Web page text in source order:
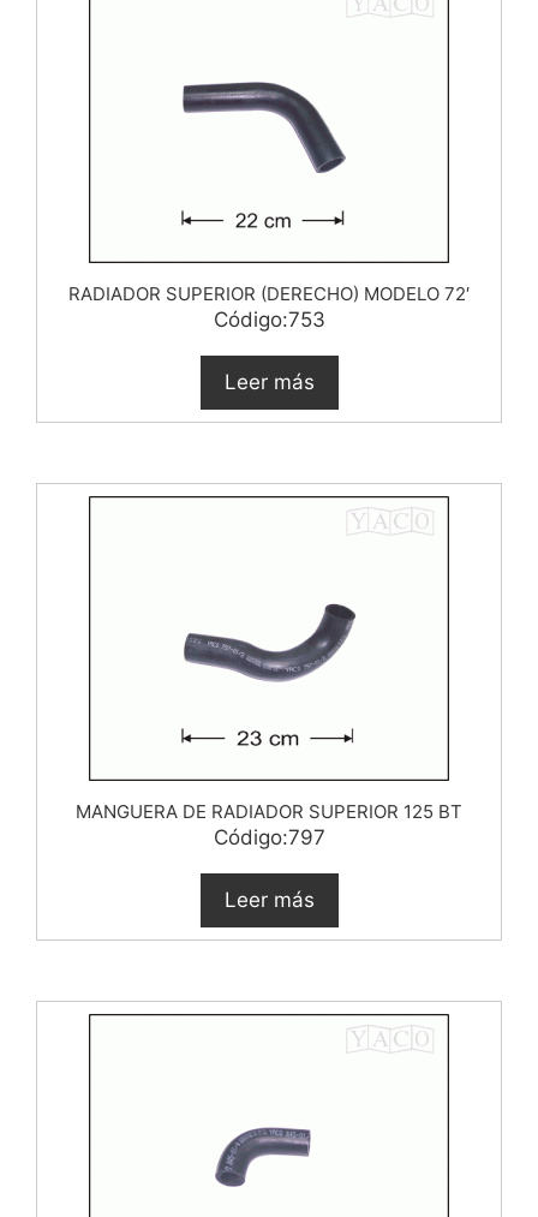
RADIADOR SUPERIOR (DERECHO) MODELO 72′
Código:753
Leer más
MANGUERA DE RADIADOR SUPERIOR 125 BT
Código:797
Leer más